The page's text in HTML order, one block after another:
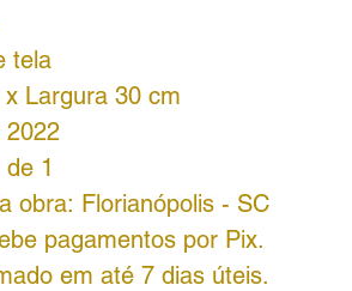
tela
Largura 30 cm
2022
1
obra: Florianópolis - SC
pagamentos por Pix.
em até 7 dias úteis.